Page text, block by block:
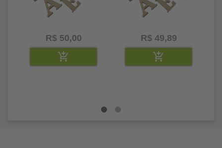
R$ 50,00 R$ 49,89